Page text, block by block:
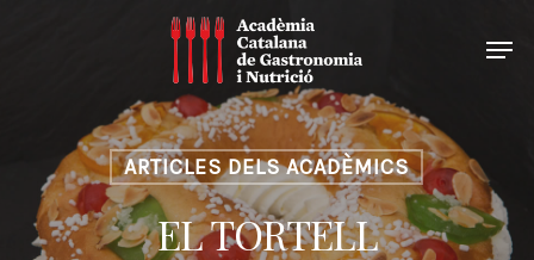
ARTICLES DELS ACADÈMICS
EL TORTELL